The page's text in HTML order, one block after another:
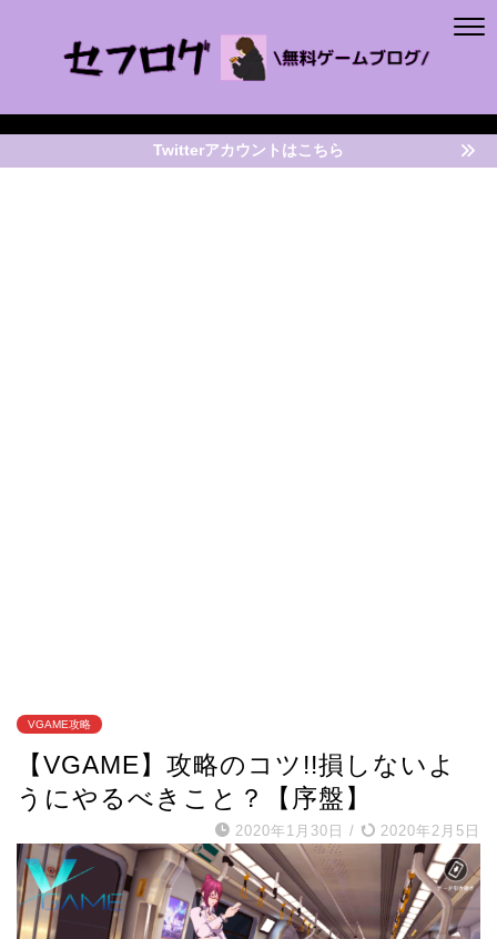
Twitterアカウントはこちら
VGAME攻略
【VGAME】攻略のコツ!!損しないよ
うにやるべきこと？【序盤】
2020年1月30日 / 2020年2月5日